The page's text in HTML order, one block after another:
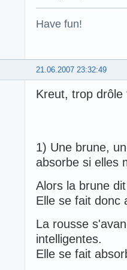
Have fun!
21.06.2007 23:32:49
Kreut, trop drôle
1) Une brune,
absorbe si elles
Alors la brune
Elle se fait donc
La rousse
intelligentes.
Elle se fait